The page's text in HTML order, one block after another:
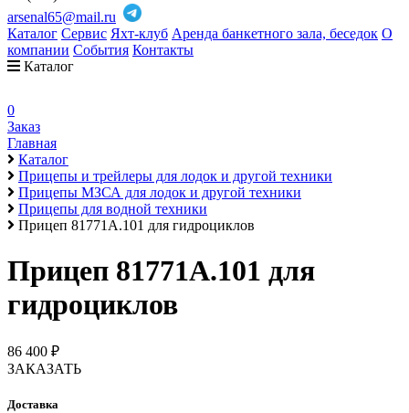
arsenal65@mail.ru
Каталог Сервис Яхт-клуб Аренда банкетного зала, беседок О
компании События Контакты
Каталог
0
Заказ
Главная
Каталог
Прицепы и трейлеры для лодок и другой техники
Прицепы МЗСА для лодок и другой техники
Прицепы для водной техники
Прицеп 81771А.101 для гидроциклов
Прицеп 81771А.101 для
гидроциклов
86 400 ₽
ЗАКАЗАТЬ
Доставка